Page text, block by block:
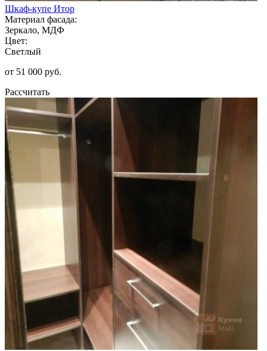
Шкаф-купе Итор
Материал фасада:
Зеркало, МДФ
Цвет:
Светлый
от 51 000 руб.
Рассчитать